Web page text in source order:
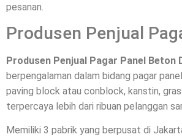
pesanan.
Produsen Penjual
Produsen Penjual Pagar Panel Beton
berpengalaman dalam bidang pagar
paving block atau conblock, kanstin,
terpercaya lebih dari ribuan pelanggan
Memiliki 3 pabrik yang berpusat di